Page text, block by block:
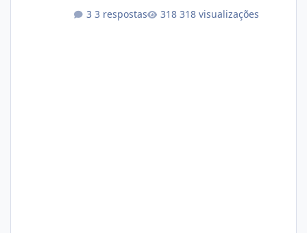
3 respostas 318 visualizações